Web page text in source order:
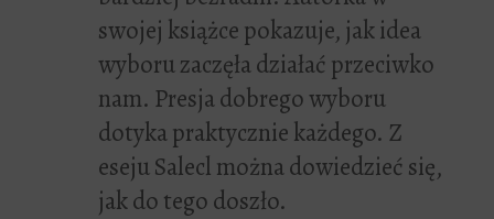
swojej książce pokazuje, jak idea
wyboru zaczęła działać przeciwko
nam. Presja dobrego wyboru
dotyka praktycznie każdego. Z
eseju Salecl można dowiedzieć się,
jak do tego doszło.